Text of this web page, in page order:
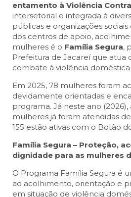
entamento à Violência
intersetorial e integrada à
públicas e organizações
dos centros de apoio,
mulheres é o Família Segura,
Prefeitura de Jacareí que atua
combate à violência doméstica
Em 2025, 78 mulheres foram
devidamente orientadas e
programa. Já neste ano
mulheres já foram atendidas
155 estão ativas com o Botão
Família Segura – Proteção,
dignidade para as mulheres
O Programa Família Segura é
ao acolhimento, orientação e
em situação de violência